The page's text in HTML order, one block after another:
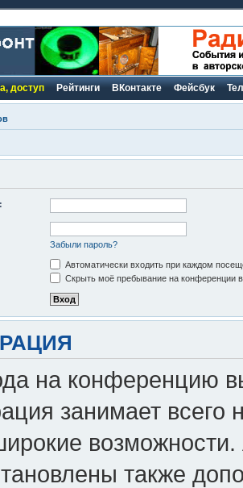
доступ Рейтинги ВКонтакте Фейсбук
Забыли пароль?
Автоматически входить при каждом
Скрыть моё пребывание на конференции в
на конференцию
занимает всего
также